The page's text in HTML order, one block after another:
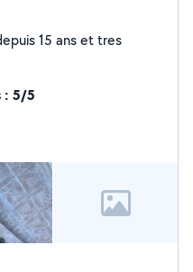
15 ans et tres
: 5/5